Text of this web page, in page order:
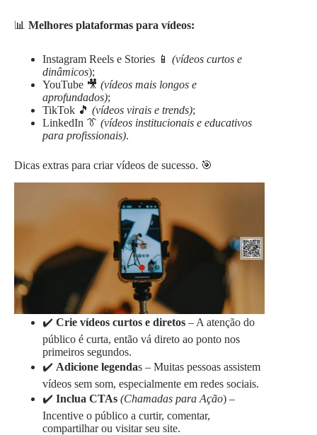
📊 Melhores plataformas para vídeos:
Instagram Reels e Stories 📱 (vídeos curtos e
dinâmicos);
YouTube 🎥 (vídeos mais longos e
aprofundados);
TikTok 🎵 (vídeos virais e trends);
LinkedIn 👔 (vídeos institucionais e educativos
para profissionais).
Dicas extras para criar vídeos de sucesso. 🎯
✔️ Crie vídeos curtos e diretos – A atenção do
público é curta, então vá direto ao ponto nos
primeiros segundos.
✔️ Adicione legendas – Muitas pessoas assistem
vídeos sem som, especialmente em redes sociais.
✔️ Inclua CTAs (Chamadas para Ação) –
Incentive o público a curtir, comentar,
compartilhar ou visitar seu site.